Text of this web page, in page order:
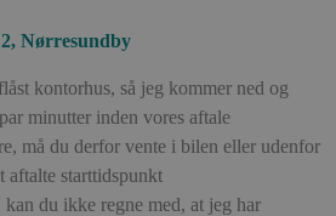
Nørresundby
kontorhus, så jeg kommer ned og
minutter inden vores aftale
må du derfor vente i bilen eller udenfor
aftalte starttidspunkt
du ikke regne med, at jeg har